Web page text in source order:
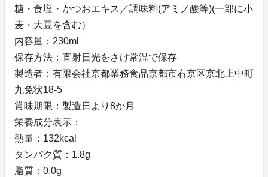
糖・食塩・かつおエキス／調味料(アミノ酸等)(一部に小
麦・大豆を含む）
内容量：230ml
保存方法：直射日光をさけ常温で保存
製造者：有限会社京都業務食品京都市右京区京北上中町
九免状18-5
賞味期限：製造日より8か月
栄養成分表示：
熱量：132kcal
タンパク質：1.8g
脂質：0.0g